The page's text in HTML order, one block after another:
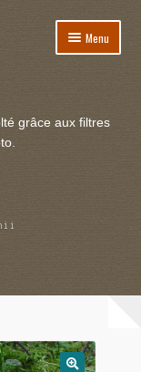
Menu
le
grâce aux filtres